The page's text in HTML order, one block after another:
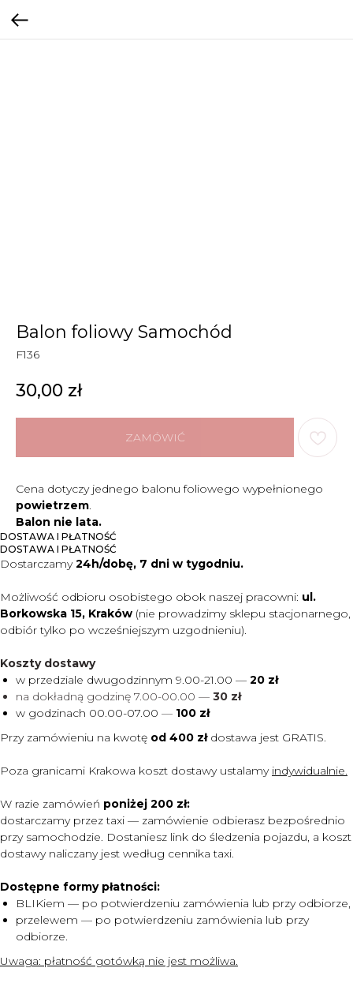
Balon foliowy Samochód
F136
30,00 zł
ZAMÓWIĆ
Cena dotyczy jednego balonu foliowego wypełnionego
powietrzem.
Balon nie lata.
DOSTAWA I PŁATNOŚĆ
DOSTAWA I PŁATNOŚĆ
Dostarczamy24h/dobę, 7 dni w tygodniu.
Możliwość odbioru osobistego obok naszej pracowni: ul.
Borkowska 15, Kraków (nie prowadzimy sklepu stacjonarnego,
odbiór tylko po wcześniejszym uzgodnieniu).
Koszty dostawy
w przedziale dwugodzinnym 9.00-21.00 — 20 zł
na dokładną godzinę 7.00-00.00 — 30 zł
w godzinach 00.00-07.00 — 100 zł
Przy zamówieniu na kwotę od 400 zł dostawa jest GRATIS.
Poza granicami Krakowa koszt dostawy ustalamy indywidualnie.
W razie zamówień poniżej 200 zł:
dostarczamy przez taxi — zamówienie odbierasz bezpośrednio
przy samochodzie. Dostaniesz link do śledzenia pojazdu, a koszt
dostawy naliczany jest według cennika taxi.
Dostępne formy płatności:
BLIKiem — po potwierdzeniu zamówienia lub przy odbiorze,
przelewem — po potwierdzeniu zamówienia lub przy
odbiorze.
Uwaga: płatność gotówką nie jest możliwa.